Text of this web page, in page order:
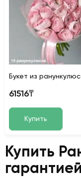
Букет из
61516₸
Купить
Купить